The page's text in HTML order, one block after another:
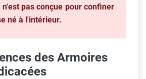
n'est pas conçue pour confiner
né à l'intérieur.
des Armoires